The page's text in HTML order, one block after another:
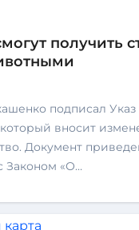
получить
вносит
Документ
Законом «О…